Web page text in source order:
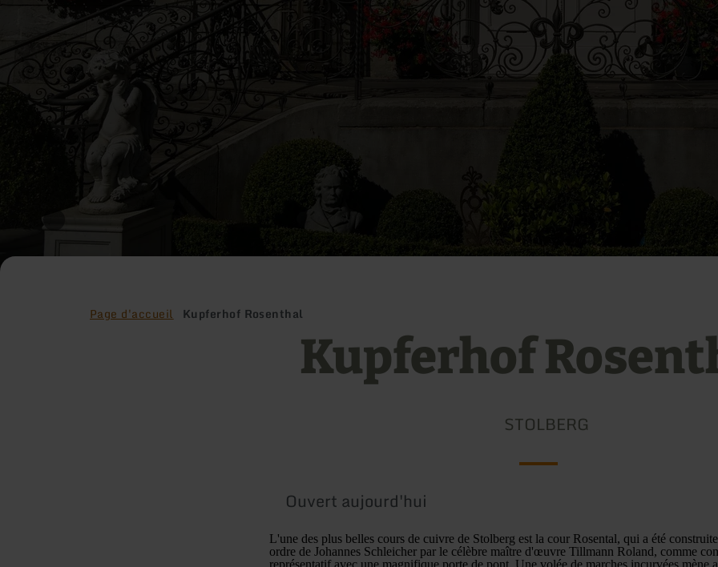
Page d'accueil Kupferhof Rosenthal
Kupferhof
STOLBERG
Ouvert aujourd'hui
L'une des plus belles cours de cuivre de Stolberg est la cour Rosental, qui a été
ordre de Johannes Schleicher par le célèbre maître d'œuvre Tillmann Roland, comme
représentatif avec une magnifique porte de pont. Une volée de marches incurvées mène